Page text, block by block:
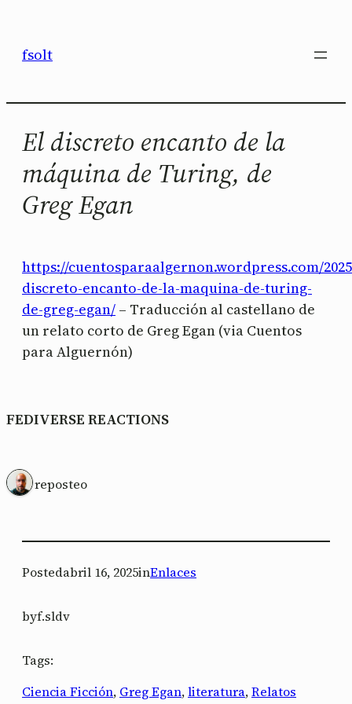
contenido
fsolt
El discreto encanto de la
máquina de Turing, de
Greg Egan
https://cuentosparaalgernon.wordpress.com/
discreto-encanto-de-la-maquina-de-turing-
de-greg-egan/ – Traducción al castellano de
un relato corto de Greg Egan (via Cuentos
para Alguernón)
FEDIVERSE REACTIONS
1 reposteo
Postedabril 16, 2025inEnlaces
byf.sldv
Tags:
Ciencia Ficción, Greg Egan, literatura, Relatos